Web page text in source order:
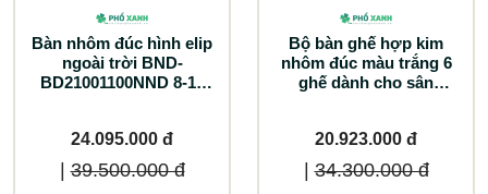
Bàn nhôm đúc hình elip
ngoài trời BND-
BD21001100NND 8-10
24.095.000 đ
| 39.500.000 đ
Bộ bàn ghế hợp kim
nhôm đúc màu trắng 6
ghế dành cho sân
20.923.000 đ
| 34.300.000 đ